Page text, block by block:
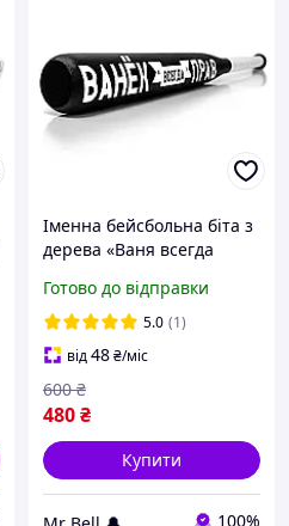
Іменна бейсбольна біта з
дерева «Ваня всегда
Готово до відправки
5.0 (1)
від48₴/міс
480₴
600 ₴
Купити
100%